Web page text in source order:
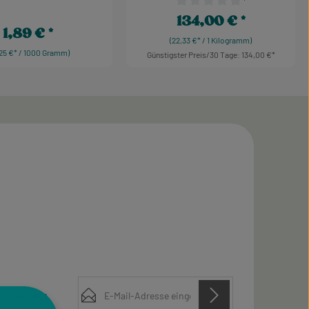
€* / 1000 Gramm)
Regulärer Preis:
1,89 €
Durchschnittliche Bewertung
(22,33 €* / 1 Kilogramm)
Regulärer Preis:
134,00 €
Günstigster Preis/30 Tage: 134,00 €
werden.